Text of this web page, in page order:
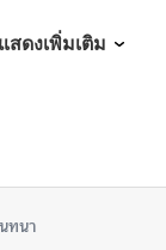
แสดงเพิ่มเติม
ทนา